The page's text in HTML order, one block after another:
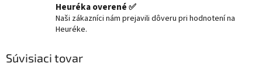
Heuréka overené ✅
Naši zákazníci nám prejavili dôveru pri hodnotení na
Heuréke.
Súvisiaci tovar